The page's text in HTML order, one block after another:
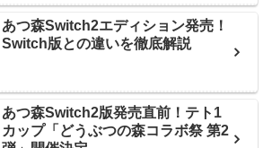
あつ森Switch2エディション発売！
Switch版との違いを徹底解説
あつ森Switch2版発売直前！テト1
カップ「どうぶつの森コラボ祭 第2